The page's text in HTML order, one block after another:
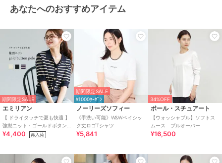
あなたへのおすすめアイテム
期間限定SALE
エミリアン
【 ドライタッチで夏も快適 】
強撚ニット・ゴールドボタン
付きポロ
¥4,400 再入荷
期間限定SALE
¥1000ｸｰﾎﾟﾝ
ノーリーズソフィー
《手洗い可能》W&Wベイシッ
ク丈ロゴTシャツ
¥5,841
34%OFF
ポール・スチュアート
【ウォッシャブル】ソフトス
ムース プルオーバー
¥16,500